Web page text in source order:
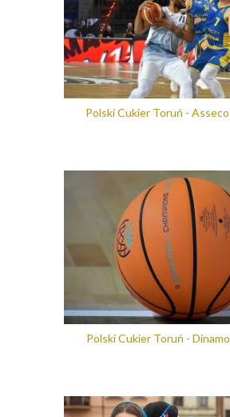
Polski Cukier Toruń - Asseco
Polski Cukier Toruń - Dinamo